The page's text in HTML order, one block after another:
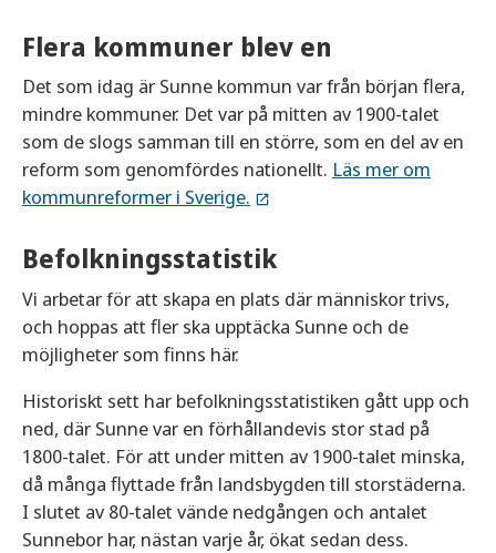
Flera kommuner blev en
Det som idag är Sunne kommun var från början flera,
mindre kommuner. Det var på mitten av 1900-talet
som de slogs samman till en större, som en del av en
reform som genomfördes nationellt. Läs mer om
kommunreformer i Sverige.
Befolkningsstatistik
Vi arbetar för att skapa en plats där människor trivs,
och hoppas att fler ska upptäcka Sunne och de
möjligheter som finns här.
Historiskt sett har befolkningsstatistiken gått upp och
ned, där Sunne var en förhållandevis stor stad på
1800-talet. För att under mitten av 1900-talet minska,
då många flyttade från landsbygden till storstäderna.
I slutet av 80-talet vände nedgången och antalet
Sunnebor har, nästan varje år, ökat sedan dess.